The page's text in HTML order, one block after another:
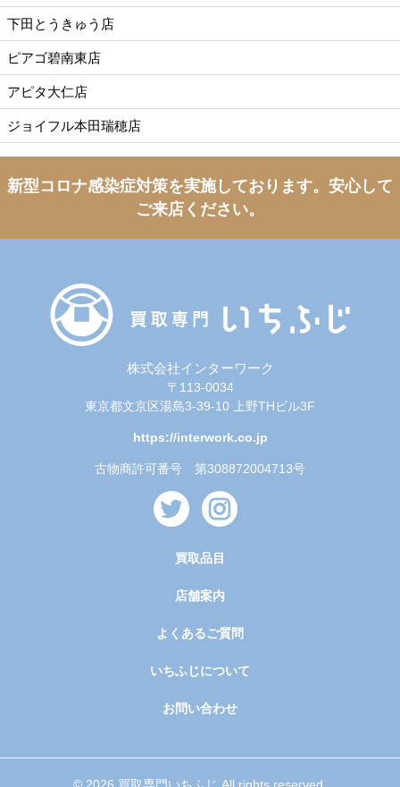
下田とうきゅう店
ピアゴ碧南東店
アピタ大仁店
ジョイフル本田瑞穂店
新型コロナ感染症対策を実施しております。 安心して
ご来店ください。
株式会社インターワーク
〒113-0034
東京都文京区湯島3-39-10 上野THビル3F
https://interwork.co.jp
古物商許可番号 第308872004713号
買取品目
店舗案内
よくあるご質問
いちふじについて
お問い合わせ